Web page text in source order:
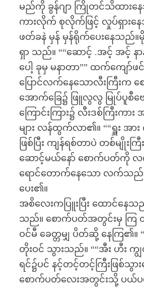
မည်ကို ခွန်ဂျာ ကြိုတင်သိထားန
ကားလိုက် စုလိုက်ဖြင့် လှုပ်ရှားနေ
ဖတ်ခနဲ မှန် မှန်ရိုက်ပေးနေသည်။မို
ရှာ သည်။ ““ဆောင့် .အင့် အင့် န
ပေါ့ ခုမှ မနာတာ”” ထက်ကျော်
ပြောင်လက်နေသောလီးကြီးက
အောက်ခြေ၌ ဖြူလွလွ မြုပ်ပူစီဗ
ကြောင်းကြား၌ လီးဒစ်ကြီးက
များ လန်ထွက်လာ၏။ ““ရှူး
ဖြစ်ပြီး ကျန်ရစ်တာပဲ တစ်မျိုး
ဆောင့်မယ်နော် စောက်ပတ်ကို
ရောင်တောက်နေသော လက်သည်း
ပေး၏။
အစိလေးကပြူးပြီး ထောင်နေ
သည်။ စောက်ပတ်အတွင်းမှ ကြ ထွ
ဝင်မီ ခေတ္တမျှ ပိတ်ဆို့ နေကြ
တိုးဝင် သွားသည်။ ““အီး ဟီး က
ရင်၌ပင် နင့်တင့်တင့်ကြီးဖြစ်သွ
စောက်ပတ်လေးအတွင်းသို့ ပယ်